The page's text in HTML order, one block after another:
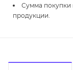
Сумма покупки
продукции.